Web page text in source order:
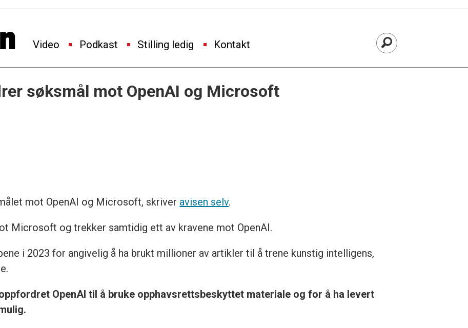
Video Podkast Stilling ledig Kontakt
søksmål mot OpenAI og Microsoft
mot OpenAI og Microsoft, skriver avisen selv.
Microsoft og trekker samtidig ett av kravene mot OpenAI.
i 2023 for angivelig å ha brukt millioner av artikler til å trene kunstig intelligens,
OpenAI til å bruke opphavsrettsbeskyttet materiale og for å ha levert